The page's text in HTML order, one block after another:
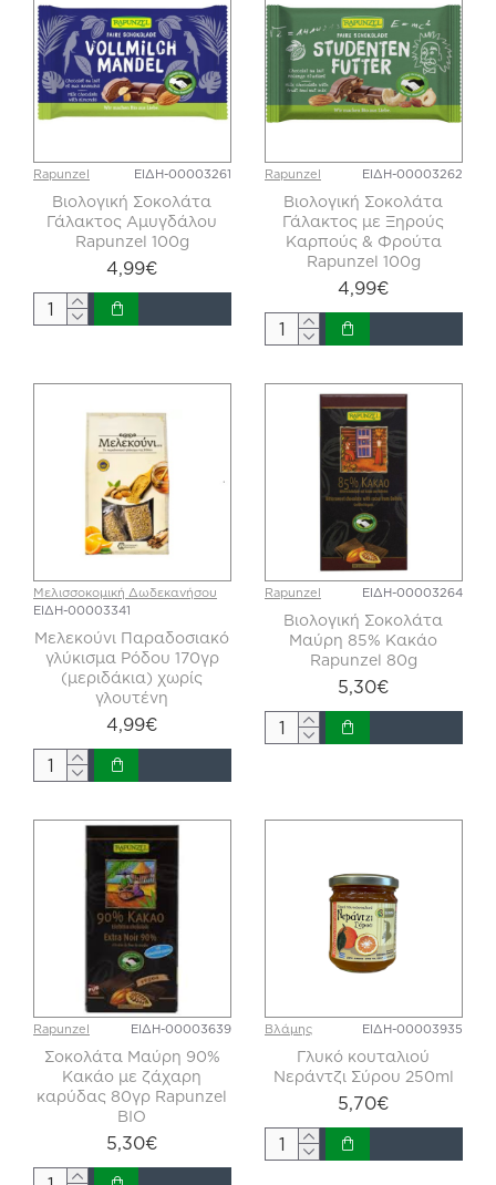
Rapunzel ΕΙΔΗ-00003261
Βιολογική Σοκολάτα
Γάλακτος Αμυγδάλου
Rapunzel 100g
4,99€
Rapunzel ΕΙΔΗ-00003262
Βιολογική Σοκολάτα
Γάλακτος με Ξηρούς
Καρπούς & Φρούτα
Rapunzel 100g
4,99€
Μελισσοκομική Δωδεκανήσου
ΕΙΔΗ-00003341
Μελεκούνι Παραδοσιακό
γλύκισμα Ρόδου 170γρ
(μεριδάκια) χωρίς
γλουτένη
4,99€
Rapunzel ΕΙΔΗ-00003264
Βιολογική Σοκολάτα
Μαύρη 85% Κακάο
Rapunzel 80g
5,30€
Rapunzel ΕΙΔΗ-00003639
Σοκολάτα Μαύρη 90%
Κακάο με ζάχαρη
καρύδας 80γρ Rapunzel
BIO
5,30€
Βλάμης ΕΙΔΗ-00003935
Γλυκό κουταλιού
Νεράντζι Σύρου 250ml
5,70€